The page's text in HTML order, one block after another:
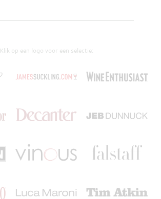
Klik op een logo voor een selectie: